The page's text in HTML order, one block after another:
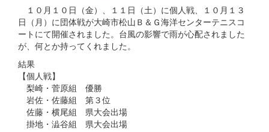
１０月１０日（金）、１１日（土）に個人戦、１０月１３
日（月）に団体戦が大崎市松山Ｂ＆Ｇ海洋センターテニスコ
ートにて開催されました。台風の影響で雨が心配されました
が、何とか持ってくれました。
結果
【個人戦】
梨崎・菅原組 優勝
岩佐・佐藤組 第３位
佐藤・横尾組 県大会出場
掛地・澁谷組 県大会出場